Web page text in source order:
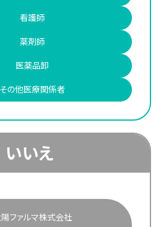
看護師
薬剤師
医薬品卸
その他医療関係者
いいえ
ファルマ株式会社